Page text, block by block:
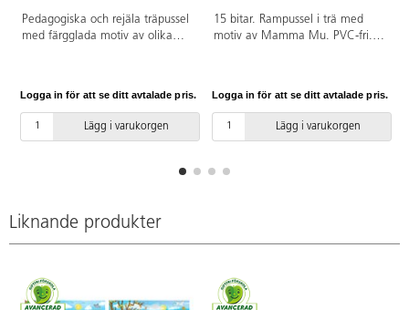
Pedagogiska och rejäla träpussel
med färgglada motiv av olika
9, 12, 15 resp. 18 bitar. Av FSC-
märkt trä. PVC-fri. Från 3 år.
Logga in för att se ditt avtalade pris.
Lägg i varukorgen
15 bitar. Rampussel i trä med
motiv av Mamma Mu. PVC-fri.
Logga in för att se ditt avtalade pris.
Lägg i varukorgen
Liknande produkter